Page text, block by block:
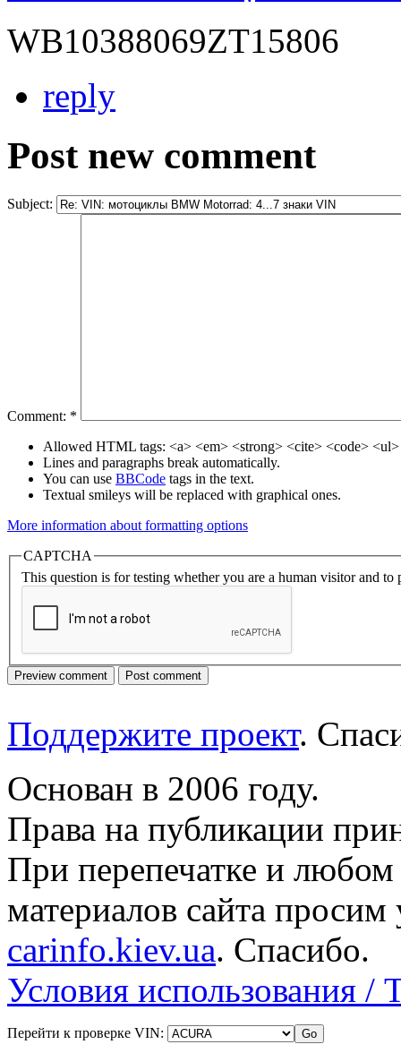
WB10388069ZT15806
reply
Post new comment
Subject:
Comment: *
Allowed HTML tags: <a> <em> <strong> <cite> <code>
Lines and paragraphs break automatically.
You can use BBCode tags in the text.
Textual smileys will be replaced with graphical ones.
More information about formatting options
CAPTCHA
This question is for testing whether you are a human visitor and to
Поддержите проект.
Основан в 2006 году.
Права на публикации
При перепечатке и
материалов сайта просим
carinfo.kiev.ua. Спасибо.
Условия использования /
Перейти к проверке VIN: